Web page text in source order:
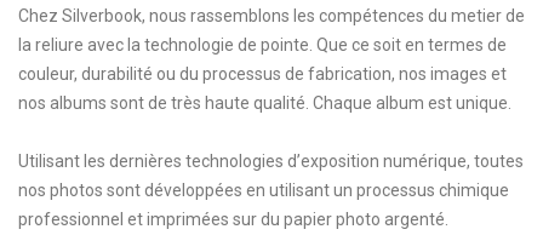
Chez Silverbook, nous rassemblons les compétences du metier de
la reliure avec la technologie de pointe. Que ce soit en termes de
couleur, durabilité ou du processus de fabrication, nos images et
nos albums sont de très haute qualité. Chaque album est unique.
Utilisant les dernières technologies d’exposition numérique, toutes
nos photos sont développées en utilisant un processus chimique
professionnel et imprimées sur du papier photo argenté.